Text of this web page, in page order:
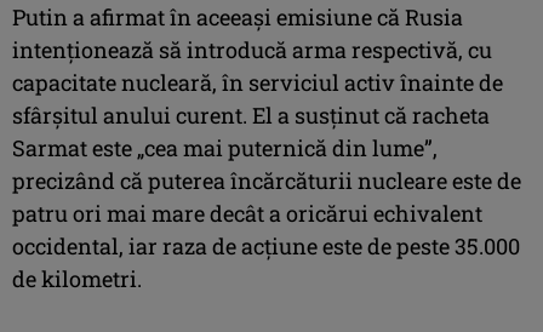
Putin a afirmat în aceeaşi emisiune că Rusia
intenţionează să introducă arma respectivă, cu
capacitate nucleară, în serviciul activ înainte de
sfârşitul anului curent. El a susţinut că racheta
Sarmat este „cea mai puternică din lume”,
precizând că puterea încărcăturii nucleare este de
patru ori mai mare decât a oricărui echivalent
occidental, iar raza de acţiune este de peste 35.000
de kilometri.